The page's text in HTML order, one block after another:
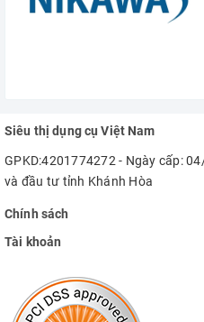
Siêu thị dụng cụ Việt Nam
GPKD:4201774272 - Ngày cấp:
và đầu tư tỉnh Khánh Hòa
Chính sách
Tài khoản